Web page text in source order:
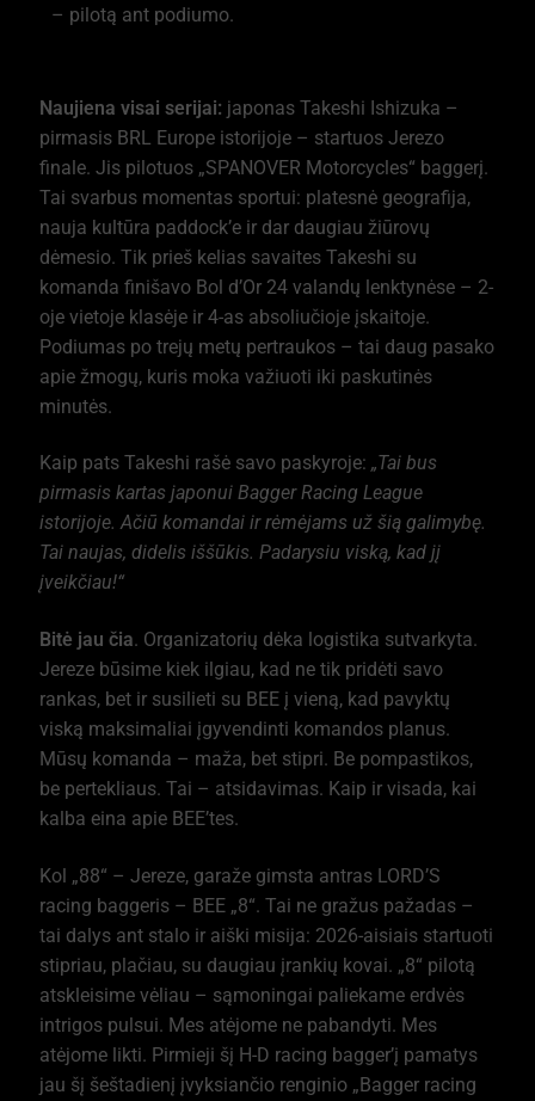
– pilotą ant podiumo.
Naujiena visai serijai: japonas Takeshi Ishizuka –
pirmasis BRL Europe istorijoje – startuos Jerezo
finale. Jis pilotuos „SPANOVER Motorcycles“ baggerį.
Tai svarbus momentas sportui: platesnė geografija,
nauja kultūra paddock’e ir dar daugiau žiūrovų
dėmesio. Tik prieš kelias savaites Takeshi su
komanda finišavo Bol d’Or 24 valandų lenktynėse – 2-
oje vietoje klasėje ir 4-as absoliučioje įskaitoje.
Podiumas po trejų metų pertraukos – tai daug pasako
apie žmogų, kuris moka važiuoti iki paskutinės
minutės.
Kaip pats Takeshi rašė savo paskyroje: „Tai bus
pirmasis kartas japonui Bagger Racing League
istorijoje. Ačiū komandai ir rėmėjams už šią galimybę.
Tai naujas, didelis iššūkis. Padarysiu viską, kad jį
įveikčiau!“
Bitė jau čia. Organizatorių dėka logistika sutvarkyta.
Jereze būsime kiek ilgiau, kad ne tik pridėti savo
rankas, bet ir susilieti su BEE į vieną, kad pavyktų
viską maksimaliai įgyvendinti komandos planus.
Mūsų komanda – maža, bet stipri. Be pompastikos,
be pertekliaus. Tai – atsidavimas. Kaip ir visada, kai
kalba eina apie BEE’tes.
Kol „88“ – Jereze, garaže gimsta antras LORD’S
racing baggeris – BEE „8“. Tai ne gražus pažadas –
tai dalys ant stalo ir aiški misija: 2026-aisiais startuoti
stipriau, plačiau, su daugiau įrankių kovai. „8“ pilotą
atskleisime vėliau – sąmoningai paliekame erdvės
intrigos pulsui. Mes atėjome ne pabandyti. Mes
atėjome likti. Pirmieji šį H-D racing bagger’į pamatys
jau šį šeštadienį įvyksiančio renginio „Bagger racing